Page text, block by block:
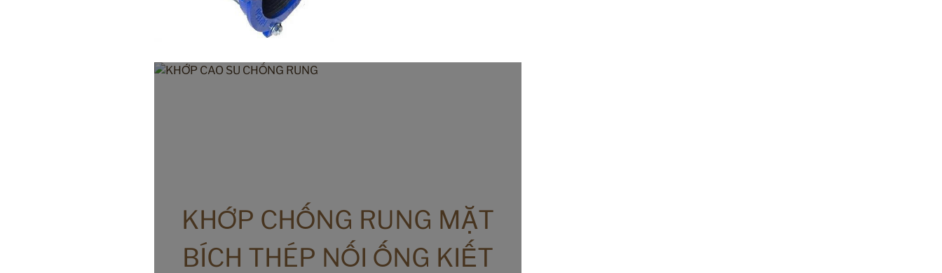
KHỚP CHỐNG RUNG MẶT
BÍCH THÉP NỐI ỐNG KIẾT